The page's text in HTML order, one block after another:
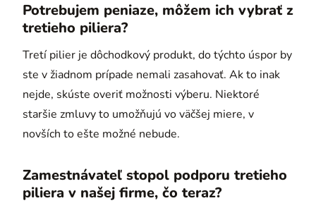
Potrebujem peniaze, môžem ich vybrať z
tretieho piliera?
Tretí pilier je dôchodkový produkt, do týchto úspor by
ste v žiadnom prípade nemali zasahovať. Ak to inak
nejde, skúste overiť možnosti výberu. Niektoré
staršie zmluvy to umožňujú vo väčšej miere, v
novších to ešte možné nebude.
Zamestnávateľ stopol podporu tretieho
piliera v našej firme, čo teraz?